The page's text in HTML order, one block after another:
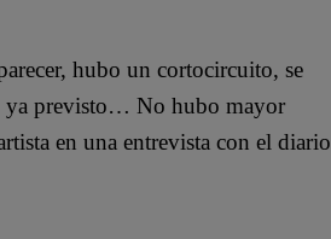
hubo un cortocircuito, se
ya previsto… No hubo mayor
en una entrevista con el diario